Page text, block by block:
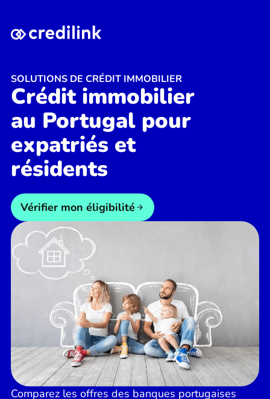
SOLUTIONS DE CRÉDIT IMMOBILIER
Crédit immobilier
au Portugal pour
expatriés et
résidents
Vérifier mon éligibilité
Comparez les offres des banques portugaises